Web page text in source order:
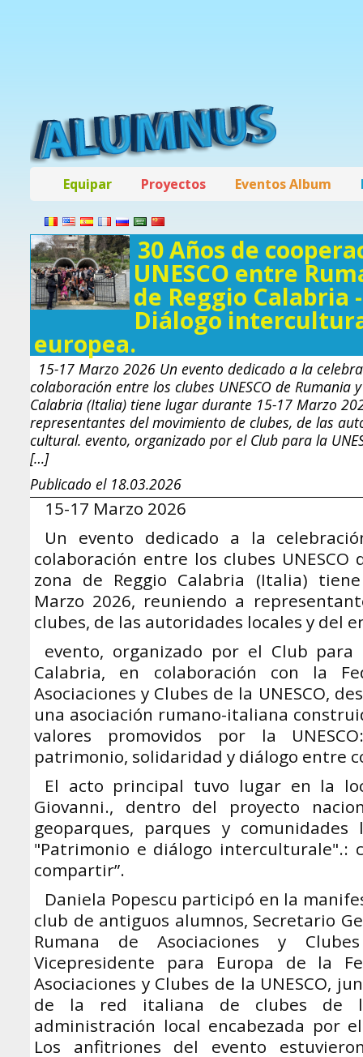
Equipar Proyectos Eventos Album
30 Años de
UNESCO entre
de Reggio Calabria
Diálogo
europea.
15-17 Marzo 2026 Un evento dedicado a la
colaboración entre los clubes UNESCO de Rumania
Calabria (Italia) tiene lugar durante 15-17 Marzo
representantes del movimiento de clubes, de las
cultural. evento, organizado por el Club para la
[…]
Publicado el 18.03.2026
15-17 Marzo 2026
Un evento dedicado a la
colaboración entre los clubes UNESCO
zona de Reggio Calabria (Italia)
Marzo 2026, reuniendo a
clubes, de las autoridades locales y del
evento, organizado por el Club para
Calabria, en colaboración con la
Asociaciones y Clubes de la UNESCO,
una asociación rumano-italiana
valores promovidos por la
patrimonio, solidaridad y diálogo entre
El acto principal tuvo lugar en la
Giovanni., dentro del proyecto
geoparques, parques y
"Patrimonio e diálogo interculturale".:
compartir”.
Daniela Popescu participó en la
club de antiguos alumnos, Secretario
Rumana de Asociaciones y
Vicepresidente para Europa de la
Asociaciones y Clubes de la UNESCO,
de la red italiana de clubes de
administración local encabezada por
Los anfitriones del evento